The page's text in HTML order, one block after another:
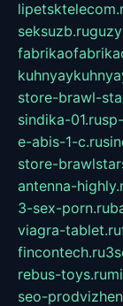
seksuzb.ru
store-brawl-
sindika-01.ru
e-abis-1-c.ru
store-
antenna-
3-sex-porn.ru
viagra-tablet.ru
fincontech.ru
rebus-toys.ru
seo-